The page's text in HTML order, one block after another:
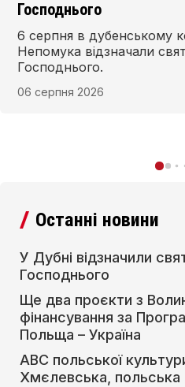
фінансування за
Польща – Україна
Два проєкти з
переможцями першого
проєктів Програми
Україна 2021–2027 та
Останні новини
У Дубні відзначили
Господнього
Ще два проєкти з
фінансування за
Польща – Україна
АВС польської
Хмєлевська,